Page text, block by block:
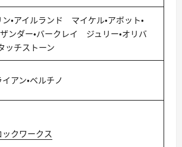
・アイルランド マイケル・アボット・
ンダー・バークレイ ジュリー・オリバ
タッチストーン
イアン・ベルチノ
ックワークス